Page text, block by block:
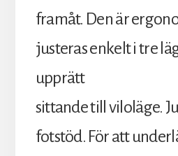
framåt. Den är
justeras enkelt i tre
upprätt
sittande till viloläge.
fotstöd. För att